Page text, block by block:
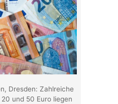
Dresden: Zahlreiche
und 50 Euro liegen